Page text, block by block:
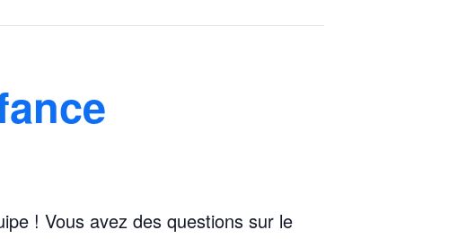
! Vous avez des questions sur le